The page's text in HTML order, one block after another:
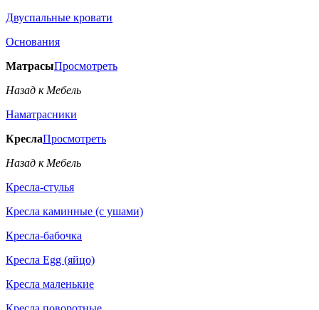
Двуспальные кровати
Основания
МатрасыПросмотреть
Назад к Мебель
Наматрасники
КреслаПросмотреть
Назад к Мебель
Кресла-стулья
Кресла каминные (с ушами)
Кресла-бабочка
Кресла Egg (яйцо)
Кресла маленькие